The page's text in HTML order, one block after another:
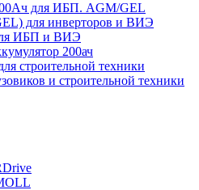
для ИБП. AGM/GEL
для инверторов и ВИЭ
ИБП и ВИЭ
200ач
строительной техники
и строительной техники